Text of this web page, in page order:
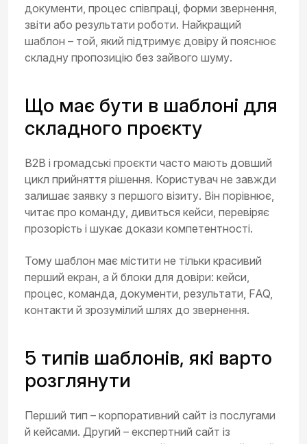
документи, процес співпраці, форми звернення,
звіти або результати роботи. Найкращий
шаблон – той, який підтримує довіру й пояснює
складну пропозицію без зайвого шуму.
Що має бути в шаблоні для
складного проєкту
B2B і громадські проєкти часто мають довший
цикл прийняття рішення. Користувач не завжди
залишає заявку з першого візиту. Він порівнює,
читає про команду, дивиться кейси, перевіряє
прозорість і шукає докази компетентності.
Тому шаблон має містити не тільки красивий
перший екран, а й блоки для довіри: кейси,
процес, команда, документи, результати, FAQ,
контакти й зрозумілий шлях до звернення.
5 типів шаблонів, які варто
розглянути
Перший тип – корпоративний сайт із послугами
й кейсами. Другий – експертний сайт із